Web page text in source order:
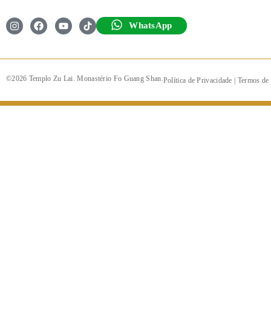
WhatsApp
©2026 Templo Zu Lai. Monastério Fo Guang Shan. Política de Privacidade | Termos